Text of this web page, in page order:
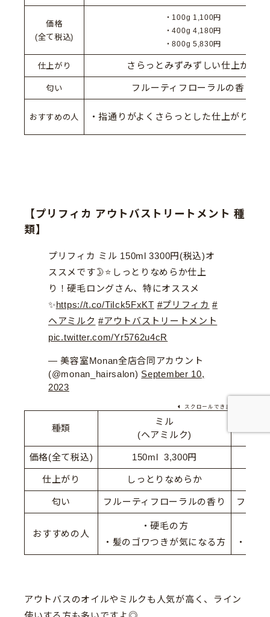
価格
(全て税込)
・100g 1,100円
・400g 4,180円
・800g 5,830円
仕上がり さらっとみずみずしい仕上がり
匂い フルーティフローラルの香り
おすすめの人 ・指通りがよくさらっとした仕上がりが
【プリフィカ アウトバストリートメント 種
類】
プリフィカ ミル 150ml 3300円(税込)オ
ススメです🌛⭐しっとりなめらか仕上
り！硬毛ロングさん、特にオススメ
✨https://t.co/TiIck5FxKT #プリフィカ #
ヘアミルク #アウトバストリートメント
pic.twitter.com/Yr5762u4cR
— 美容室Monan全店合同アカウント
(@monan_hairsalon) September 10,
2023
スクロールできます
種類
ミル
(ヘアミルク)
価格(全て税込) 150ml 3,300円
仕上がり しっとりなめらか
匂い フルーティフローラルの香り フルー
おすすめの人
・硬毛の方
・髪のゴワつきが気になる方
・髪の
アウトバスのオイルやミルクも人気が高く、ライン